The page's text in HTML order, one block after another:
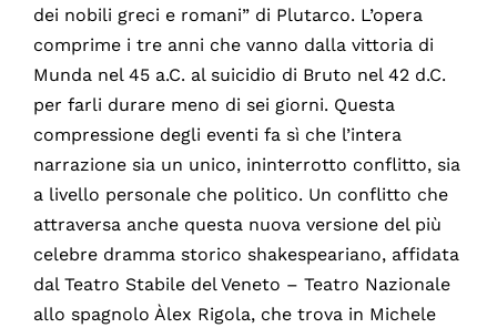
dei nobili greci e romani” di Plutarco. L’opera
comprime i tre anni che vanno dalla vittoria di
Munda nel 45 a.C. al suicidio di Bruto nel 42 d.C.
per farli durare meno di sei giorni. Questa
compressione degli eventi fa sì che l’intera
narrazione sia un unico, ininterrotto conflitto, sia
a livello personale che politico. Un conflitto che
attraversa anche questa nuova versione del più
celebre dramma storico shakespeariano, affidata
dal Teatro Stabile del Veneto – Teatro Nazionale
allo spagnolo Àlex Rigola, che trova in Michele